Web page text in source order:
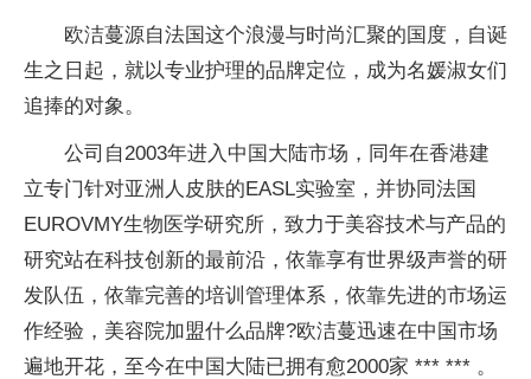
欧洁蔓源自法国这个浪漫与时尚汇聚的国度，自诞
生之日起，就以专业护理的品牌定位，成为名媛淑女们
追捧的对象。
公司自2003年进入中国大陆市场，同年在香港建
立专门针对亚洲人皮肤的EASL实验室，并协同法国
EUROVMY生物医学研究所，致力于美容技术与产品的
研究站在科技创新的最前沿，依靠享有世界级声誉的研
发队伍，依靠完善的培训管理体系，依靠先进的市场运
作经验，美容院加盟什么品牌?欧洁蔓迅速在中国市场
遍地开花，至今在中国大陆已拥有愈2000家 *** *** 。